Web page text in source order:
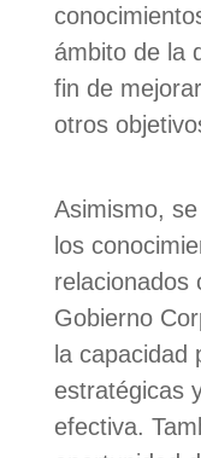
ámbito de la
fin de
otros
Asimismo,
los
relacionados
Gobierno
la capacidad
estratégicas
efectiva.